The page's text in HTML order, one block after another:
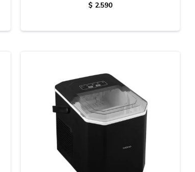
$ 2.590